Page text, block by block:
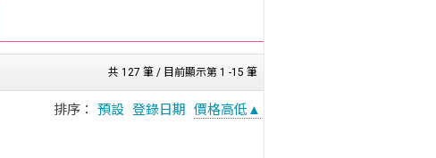
共 127 筆 / 目前顯示第 1 -15 筆
排序： 預設 登錄日期 價格高低▲